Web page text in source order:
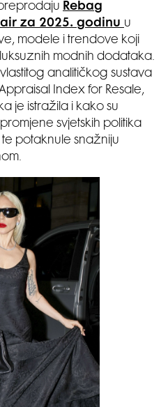
Rebag
za 2025. godinu u
modele i trendove koji
modnih dodataka.
analitičkog sustava
Index for Resale,
je istražila i kako su
svjetskih politika
potaknule snažniju